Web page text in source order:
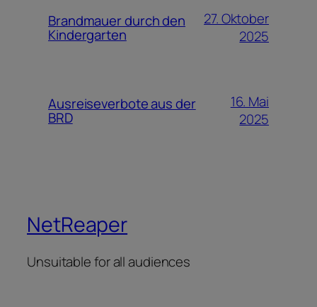
Brandmauer durch den
Kindergarten
27. Oktober
2025
Ausreiseverbote aus der
BRD
16. Mai
2025
NetReaper
Unsuitable for all audiences